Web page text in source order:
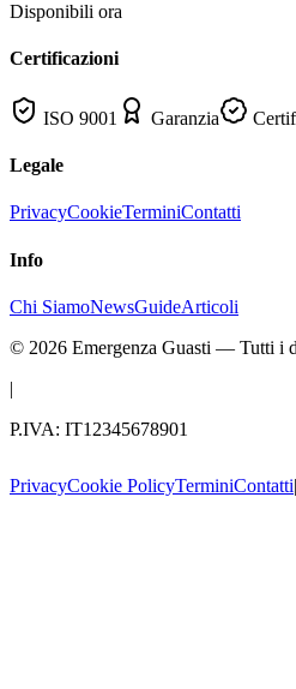
Disponibili ora
Certificazioni
ISO 9001 Garanzia
Legale
PrivacyCookieTerminiContatti
Info
Chi SiamoNewsGuideArticoli
© 2026 Emergenza Guasti — Tutti i
|
P.IVA: IT12345678901
PrivacyCookie PolicyTerminiContatti|